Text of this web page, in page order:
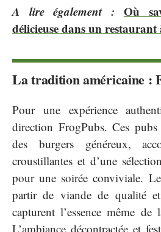
A lire également : Où
délicieuse dans un restaurant
La tradition américaine :
Pour une expérience
direction FrogPubs. Ces pubs
des burgers généreux,
croustillantes et d’une
pour une soirée conviviale.
partir de viande de qualité
capturent l’essence même de
L’ambiance décontractée et